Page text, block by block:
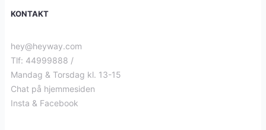
KONTAKT
hey@heyway.com
Tlf: 44999888 /
Mandag & Torsdag kl. 13-15
Chat på hjemmesiden
Insta & Facebook